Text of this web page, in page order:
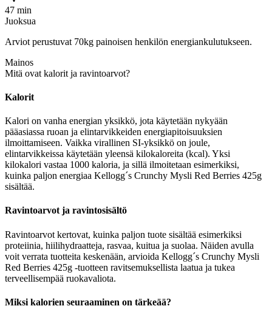
47 min
Juoksua
Arviot perustuvat 70kg painoisen henkilön energiankulutukseen.
Mainos
Mitä ovat kalorit ja ravintoarvot?
Kalorit
Kalori on vanha energian yksikkö, jota käytetään nykyään
pääasiassa ruoan ja elintarvikkeiden energiapitoisuuksien
ilmoittamiseen. Vaikka virallinen SI-yksikkö on joule,
elintarvikkeissa käytetään yleensä kilokaloreita (kcal). Yksi
kilokalori vastaa 1000 kaloria, ja sillä ilmoitetaan esimerkiksi,
kuinka paljon energiaa Kellogg´s Crunchy Mysli Red Berries 425g
sisältää.
Ravintoarvot ja ravintosisältö
Ravintoarvot kertovat, kuinka paljon tuote sisältää esimerkiksi
proteiinia, hiilihydraatteja, rasvaa, kuitua ja suolaa. Näiden avulla
voit verrata tuotteita keskenään, arvioida Kellogg´s Crunchy Mysli
Red Berries 425g -tuotteen ravitsemuksellista laatua ja tukea
terveellisempää ruokavaliota.
Miksi kalorien seuraaminen on tärkeää?